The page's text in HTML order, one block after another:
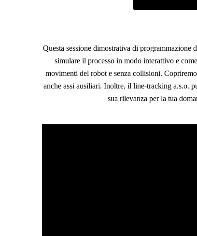
Questa sessione dimostrativa di programmazione
simulare il processo in modo interattivo e
movimenti del robot e senza collisioni.
anche assi ausiliari. Inoltre, il line-tracking a.s.o.
sua rilevanza per la tua